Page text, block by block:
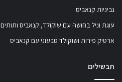
גביניות קנאביס
עוגת וניל בחושה עם שוקולד, קנאביס ותותים
ארטיק פירות ושוקולד טבעוני עם קנאביס
תבשילים